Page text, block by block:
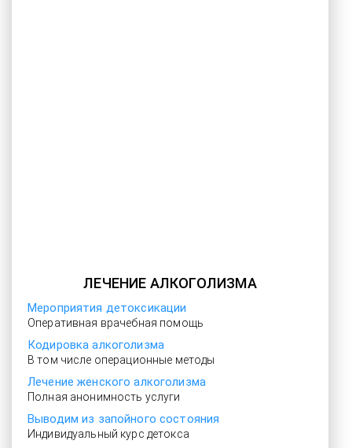
ЛЕЧЕНИЕ АЛКОГОЛИЗМА
Мероприятия детоксикации
Оперативная врачебная помощь
Кодировка алкоголизма
В том числе операционные методы
Лечение женского алкоголизма
Полная анонимность услуги
Выводим из запойного состояния
Индивидуальный курс детокса